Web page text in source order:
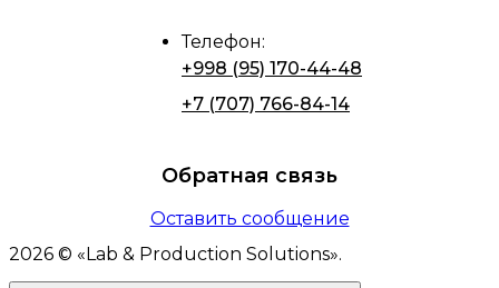
Телефон:
+998 (95) 170-44-48
+7 (707) 766-84-14
Обратная связь
Оставить сообщение
2026 © « Lab & Production Solutions».